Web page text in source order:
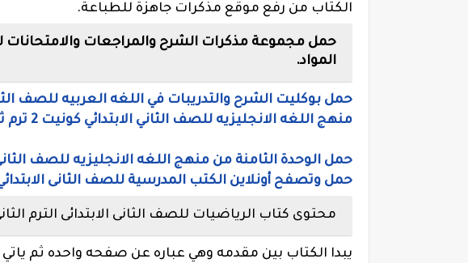
الكتاب من رفع موقع مذكرات جاهزة للطباعة.
حمل مجموعة مذكرات الشرح والمراجعات والامتحانات
المواد.
حمل بوكليت الشرح والتدريبات في اللغه العربيه للصف الثاني
منهج اللغه الانجليزيه للصف الثاني الابتدائي كونيت 2 ترم ثان 2020
حمل الوحدة الثامنة من منهج اللغه الانجليزيه للصف الثاني
حمل وتصفح أونلاين الكتب المدرسية للصف الثانى
محتوى كتاب الرياضيات للصف الثانى الابتدائى الترم الثانى
يبدا الكتاب بين مقدمه وهي عباره عن صفحه واحده ثم